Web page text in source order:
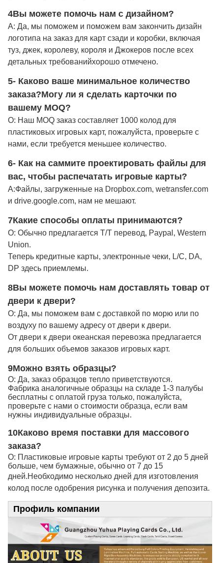
4Вы можете помочь нам с дизайном?
A: Да, мы поможем и поможем вам закончить дизайн
логотипа на заказ для карт сзади и коробки, включая
туз, джек, королеву, короля и Джокеров после всех
детальных требованийхорошо отмечено.
5- Каково ваше минимальное количество
заказа?Могу ли я сделать карточки по
вашему MOQ?
О: Наш MOQ заказ составляет 1000 колод для
пластиковых игровых карт, пожалуйста, проверьте с
нами, если требуется меньшее количество.
6- Как на саммите проектировать файлы для
вас, чтобы распечатать игровые карты?
А:Файлы, загруженные на Dropbox.com, wetransfer.com
и drive.google.com, нам не мешают.
7Какие способы оплаты принимаются?
О: Обычно предлагается T/T перевод, Paypal, Western
Union.
Теперь кредитные карты, электронные чеки, L/C, DA,
DP здесь приемлемы.
8Вы можете помочь нам доставлять товар от
двери к двери?
О: Да, мы поможем вам с доставкой по морю или по
воздуху по вашему адресу от двери к двери.
От двери к двери океанская перевозка предлагается
для больших объемов заказов игровых карт.
9Можно взять образцы?
О: Да, заказ образцов тепло приветствуются.
Фабрика аналогичные образцы на складе 1-3 палубы
бесплатны с оплатой груза только, пожалуйста,
проверьте с нами о стоимости образца, если вам
нужны индивидуальные образцы.
10Каково время поставки для массового
заказа?
О: Пластиковые игровые карты требуют от 2 до 5 дней
больше, чем бумажные, обычно от 7 до 15
дней.Необходимо несколько дней для изготовления
колод после одобрения рисунка и получения депозита.
Профиль компании